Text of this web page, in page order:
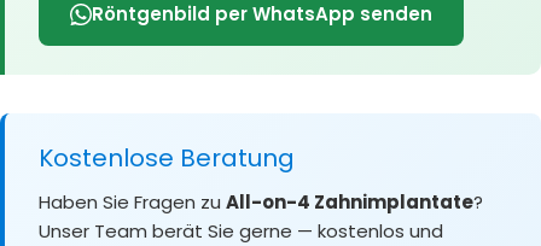
Röntgenbild per WhatsApp senden
Kostenlose Beratung
Haben Sie Fragen zu All-on-4 Zahnimplantate?
Unser Team berät Sie gerne — kostenlos und